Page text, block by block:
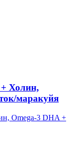
Холин,
маракуйя